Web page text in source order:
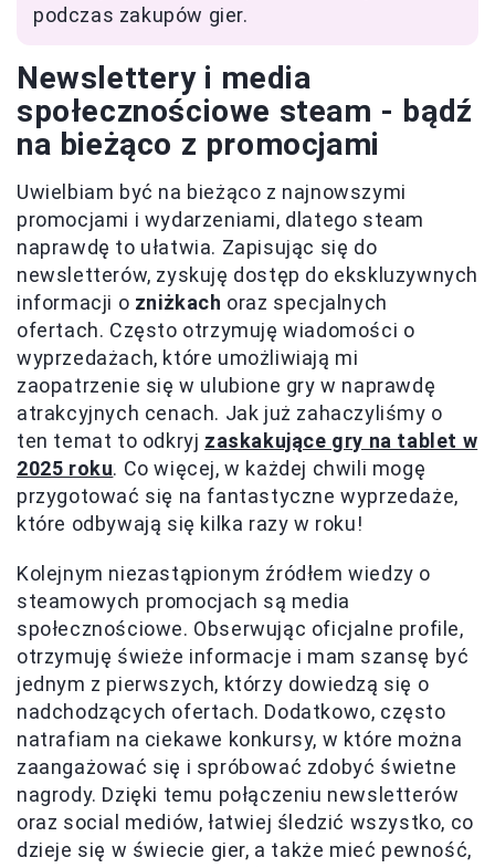
podczas zakupów gier.
Newslettery i media
społecznościowe steam - bądź
na bieżąco z promocjami
Uwielbiam być na bieżąco z najnowszymi
promocjami i wydarzeniami, dlatego steam
naprawdę to ułatwia. Zapisując się do
newsletterów, zyskuję dostęp do ekskluzywnych
informacji o zniżkach oraz specjalnych
ofertach. Często otrzymuję wiadomości o
wyprzedażach, które umożliwiają mi
zaopatrzenie się w ulubione gry w naprawdę
atrakcyjnych cenach. Jak już zahaczyliśmy o
ten temat to odkryj zaskakujące gry na tablet w
2025 roku. Co więcej, w każdej chwili mogę
przygotować się na fantastyczne wyprzedaże,
które odbywają się kilka razy w roku!
Kolejnym niezastąpionym źródłem wiedzy o
steamowych promocjach są media
społecznościowe. Obserwując oficjalne profile,
otrzymuję świeże informacje i mam szansę być
jednym z pierwszych, którzy dowiedzą się o
nadchodzących ofertach. Dodatkowo, często
natrafiam na ciekawe konkursy, w które można
zaangażować się i spróbować zdobyć świetne
nagrody. Dzięki temu połączeniu newsletterów
oraz social mediów, łatwiej śledzić wszystko, co
dzieje się w świecie gier, a także mieć pewność,